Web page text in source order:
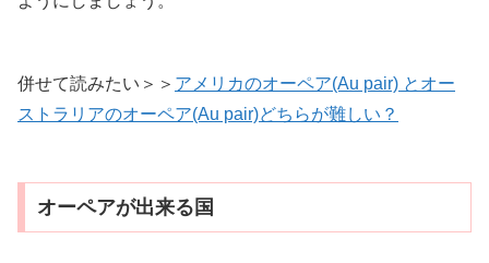
併せて読みたい＞＞ アメリカのオーペア(Au pair) とオー
ストラリアのオーペア(Au pair)どちらが難しい？
オーペアが出来る国